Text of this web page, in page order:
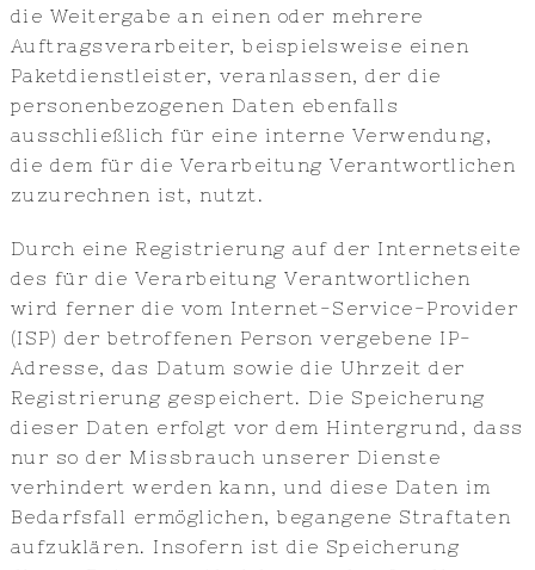
die Weitergabe an einen oder mehrere
Auftragsverarbeiter, beispielsweise einen
Paketdienstleister, veranlassen, der die
personenbezogenen Daten ebenfalls
ausschließlich für eine interne Verwendung,
die dem für die Verarbeitung Verantwortlichen
zuzurechnen ist, nutzt.
Durch eine Registrierung auf der Internetseite
des für die Verarbeitung Verantwortlichen
wird ferner die vom Internet-Service-Provider
(ISP) der betroffenen Person vergebene IP-
Adresse, das Datum sowie die Uhrzeit der
Registrierung gespeichert. Die Speicherung
dieser Daten erfolgt vor dem Hintergrund, dass
nur so der Missbrauch unserer Dienste
verhindert werden kann, und diese Daten im
Bedarfsfall ermöglichen, begangene Straftaten
aufzuklären. Insofern ist die Speicherung